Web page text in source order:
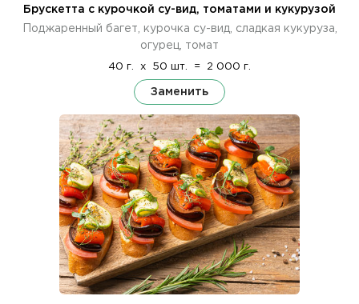
Брускетта с курочкой су-вид, томатами и кукурузой
Поджаренный багет, курочка су-вид, сладкая кукуруза,
огурец, томат
40 г. x 50 шт. = 2 000 г.
Заменить